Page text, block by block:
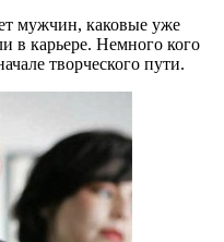
мужчин, каковые уже
в карьере. Немного кого
творческого пути.